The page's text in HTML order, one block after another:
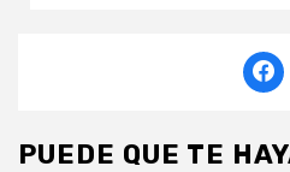
PUEDE QUE TE